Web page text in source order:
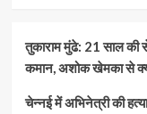
तुकाराम मुंढे: 21 साल की
कमान, अशोक खेमका से
चेन्नई में अभिनेत्री की